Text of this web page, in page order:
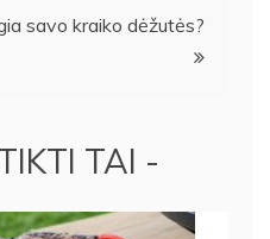
savo kraiko dėžutės?
TAI -